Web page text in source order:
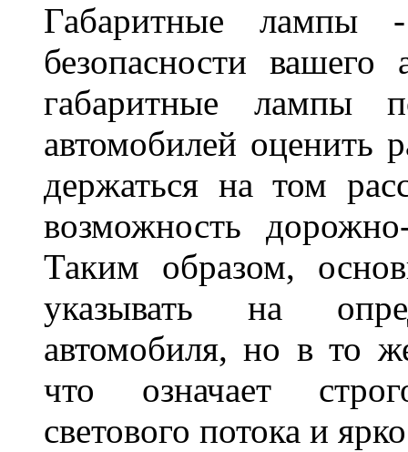
Габаритные лампы
безопасности
габаритные лампы
автомобилей оценить
держаться на том
возможность
Таким образом,
указывать на
автомобиля, но в то
что означает
светового потока и